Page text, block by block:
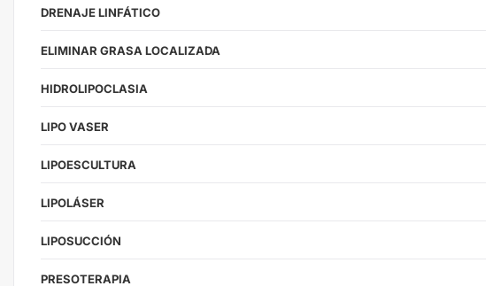
DRENAJE LINFÁTICO
ELIMINAR GRASA LOCALIZADA
HIDROLIPOCLASIA
LIPO VASER
LIPOESCULTURA
LIPOLÁSER
LIPOSUCCIÓN
PRESOTERAPIA